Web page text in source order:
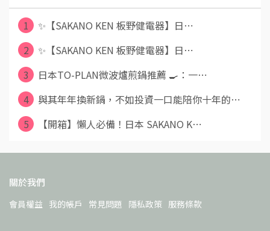
1
✨【SAKANO KEN 板野健電器】日⋯
2
✨【SAKANO KEN 板野健電器】日⋯
3
日本TO-PLAN微波爐煎鍋推薦 🍳：一⋯
4
與其年年換新鍋，不如投資一口能陪你十年的⋯
5
【開箱】懶人必備！日本 SAKANO K⋯
關於我們
會員權益 我的帳戶 常見問題 隱私政策 服務條款